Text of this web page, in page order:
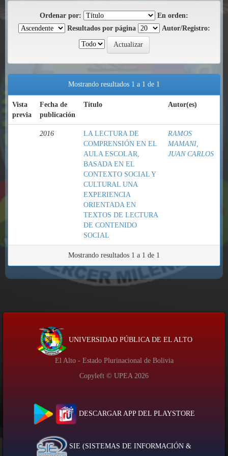
Ordenar por:
En orden:
Resultados por página
Autor/Registro:
Mostrando resultados 1 a 1 de 1
Vista
previa
Fecha de
publicación
Título Autor(es)
2016
LA LECTURA DE
COMPRENSIÓN EN EL
AULA ESCOLAR,
BASADA EN EL
CONTEXTO SOCIAL Y
CULTURAL UNA
EXPERIENCIA
ORIENTADA EN
TEXTOS DE LECTURA
DE CONTENIDO
SOCIAL
RAMOS
MAMANI,
JUAN CARLOS
Mostrando resultados 1 a 1 de 1
UNIVERSIDAD PÚBLICA DE EL ALTO
El Alto - Estado Plurinacional de Bolivia
Copyleft © UPEA 2026
DESCARGAR APP DEL PLAYSTORE
SIE (SISTEMAS DE INFORMACIÓN &